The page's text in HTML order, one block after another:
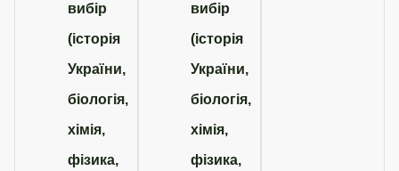
вибір
(історія
України,
біологія,
хімія,
фізика,
вибір
(історія
України,
біологія,
хімія,
фізика,